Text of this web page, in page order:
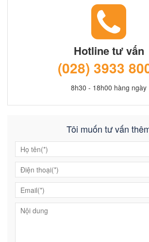
Hotline tư vấn
(028) 3933
8h30 - 18h00 hàng ngày
Tôi muốn tư vấn